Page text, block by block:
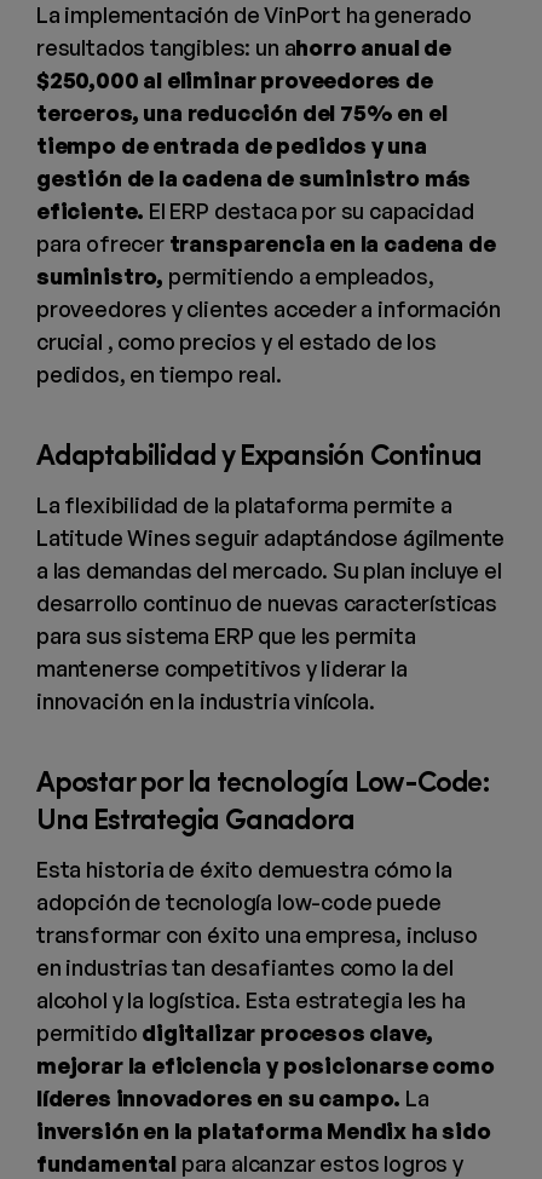
La implementación de VinPort ha generado
resultados tangibles: un ahorro anual de
$250,000 al eliminar proveedores de
terceros, una reducción del 75% en el
tiempo de entrada de pedidos y una
gestión de la cadena de suministro más
eficiente. El ERP destaca por su capacidad
para ofrecertransparencia en la cadena de
suministro, permitiendo a empleados,
proveedores y clientes acceder a información
crucial , como precios y el estado de los
pedidos, en tiempo real.
Adaptabilidad y Expansión Continua
La flexibilidad de la plataforma permite a
Latitude Wines seguir adaptándose ágilmente
a las demandas del mercado. Su plan incluye el
desarrollo continuo de nuevas características
para sus sistema ERP que les permita
mantenerse competitivos y liderar la
innovación en la industria vinícola.
Apostar por la tecnología Low-Code:
Una Estrategia Ganadora
Esta historia de éxito demuestra cómo la
adopción de tecnología low-code puede
transformar con éxito una empresa, incluso
en industrias tan desafiantes como la del
alcohol y la logística. Esta estrategia les ha
permitido digitalizar procesos clave,
mejorar la eficiencia y posicionarse como
líderes innovadores en su campo. La
inversión en la plataforma Mendix ha sido
fundamental para alcanzar estos logros y